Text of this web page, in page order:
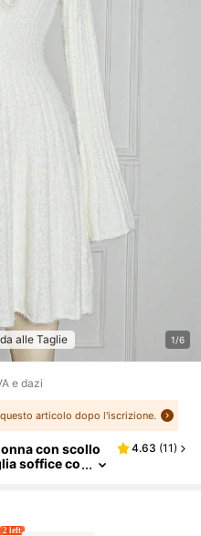
alle Taglie 1/6
e dazi
articolo dopo l'iscrizione.
con scollo
soffice co
4.63 (11)
2 left